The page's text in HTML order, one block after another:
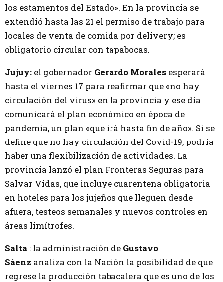
los estamentos del Estado». En la provincia se
extendió hasta las 21 el permiso de trabajo para
locales de venta de comida por delivery; es
obligatorio circular con tapabocas.
Jujuy: el gobernador Gerardo Morales esperará
hasta el viernes 17 para reafirmar que «no hay
circulación del virus» en la provincia y ese día
comunicará el plan económico en época de
pandemia, un plan «que irá hasta fin de año». Si se
define que no hay circulación del Covid-19, podría
haber una flexibilización de actividades. La
provincia lanzó el plan Fronteras Seguras para
Salvar Vidas, que incluye cuarentena obligatoria
en hoteles para los jujeños que lleguen desde
afuera, testeos semanales y nuevos controles en
áreas limítrofes.
Salta : la administración de Gustavo
Sáenz analiza con la Nación la posibilidad de que
regrese la producción tabacalera que es uno de los